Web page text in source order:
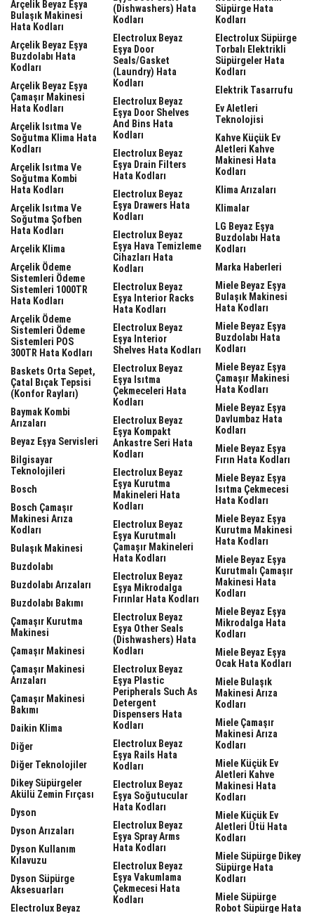
Arçelik Beyaz Eşya
Bulaşık Makinesi
Hata Kodları
Arçelik Beyaz Eşya
Buzdolabı Hata
Kodları
Arçelik Beyaz Eşya
Çamaşır Makinesi
Hata Kodları
Arçelik Isıtma Ve
Soğutma Klima Hata
Kodları
Arçelik Isıtma Ve
Soğutma Kombi
Hata Kodları
Arçelik Isıtma Ve
Soğutma Şofben
Hata Kodları
Arçelik Klima
Arçelik Ödeme
Sistemleri Ödeme
Sistemleri 1000TR
Hata Kodları
Arçelik Ödeme
Sistemleri Ödeme
Sistemleri POS
300TR Hata Kodları
Baskets Orta Sepet,
Çatal Bıçak Tepsisi
(Konfor Rayları)
Baymak Kombi
Arızaları
Beyaz Eşya Servisleri
Bilgisayar
Teknolojileri
Bosch
Bosch Çamaşır
Makinesi Arıza
Kodları
Bulaşık Makinesi
Buzdolabı
Buzdolabı Arızaları
Buzdolabı Bakımı
Çamaşır Kurutma
Makinesi
Çamaşır Makinesi
Çamaşır Makinesi
Arızaları
Çamaşır Makinesi
Bakımı
Daikin Klima
Diğer
Diğer Teknolojiler
Dikey Süpürgeler
Akülü Zemin Fırçası
Dyson
Dyson Arızaları
Dyson Kullanım
Kılavuzu
Dyson Süpürge
Aksesuarları
Electrolux Beyaz
(dishwashers) Hata
Kodları
Electrolux Beyaz
Eşya Door
Seals/gasket
(laundry) Hata
Kodları
Electrolux Beyaz
Eşya Door Shelves
And Bins Hata
Kodları
Electrolux Beyaz
Eşya Drain Filters
Hata Kodları
Electrolux Beyaz
Eşya Drawers Hata
Kodları
Electrolux Beyaz
Eşya Hava Temizleme
Cihazları Hata
Kodları
Electrolux Beyaz
Eşya Interior Racks
Hata Kodları
Electrolux Beyaz
Eşya Interior
Shelves Hata Kodları
Electrolux Beyaz
Eşya Isıtma
Çekmeceleri Hata
Kodları
Electrolux Beyaz
Eşya Kompakt
Ankastre Seri Hata
Kodları
Electrolux Beyaz
Eşya Kurutma
Makineleri Hata
Kodları
Electrolux Beyaz
Eşya Kurutmalı
Çamaşır Makineleri
Hata Kodları
Electrolux Beyaz
Eşya Mikrodalga
Fırınlar Hata Kodları
Electrolux Beyaz
Eşya Other Seals
(dishwashers) Hata
Kodları
Electrolux Beyaz
Eşya Plastic
Peripherals Such As
Detergent
Dispensers Hata
Kodları
Electrolux Beyaz
Eşya Rails Hata
Kodları
Electrolux Beyaz
Eşya Soğutucular
Hata Kodları
Electrolux Beyaz
Eşya Spray Arms
Hata Kodları
Electrolux Beyaz
Eşya Vakumlama
Çekmecesi Hata
Kodları
Süpürge Hata
Kodları
Electrolux Süpürge
Torbalı Elektrikli
Süpürgeler Hata
Kodları
Elektrik Tasarrufu
Ev Aletleri
Teknolojisi
Kahve Küçük Ev
Aletleri Kahve
Makinesi Hata
Kodları
Klima Arızaları
Klimalar
LG Beyaz Eşya
Buzdolabı Hata
Kodları
Marka Haberleri
Miele Beyaz Eşya
Bulaşık Makinesi
Hata Kodları
Miele Beyaz Eşya
Buzdolabı Hata
Kodları
Miele Beyaz Eşya
Çamaşır Makinesi
Hata Kodları
Miele Beyaz Eşya
Davlumbaz Hata
Kodları
Miele Beyaz Eşya
Fırın Hata Kodları
Miele Beyaz Eşya
Isıtma Çekmecesi
Hata Kodları
Miele Beyaz Eşya
Kurutma Makinesi
Hata Kodları
Miele Beyaz Eşya
Kurutmalı Çamaşır
Makinesi Hata
Kodları
Miele Beyaz Eşya
Mikrodalga Hata
Kodları
Miele Beyaz Eşya
Ocak Hata Kodları
Miele Bulaşık
Makinesi Arıza
Kodları
Miele Çamaşır
Makinesi Arıza
Kodları
Miele Küçük Ev
Aletleri Kahve
Makinesi Hata
Kodları
Miele Küçük Ev
Aletleri Ütü Hata
Kodları
Miele Süpürge Dikey
Süpürge Hata
Kodları
Miele Süpürge
Robot Süpürge Hata